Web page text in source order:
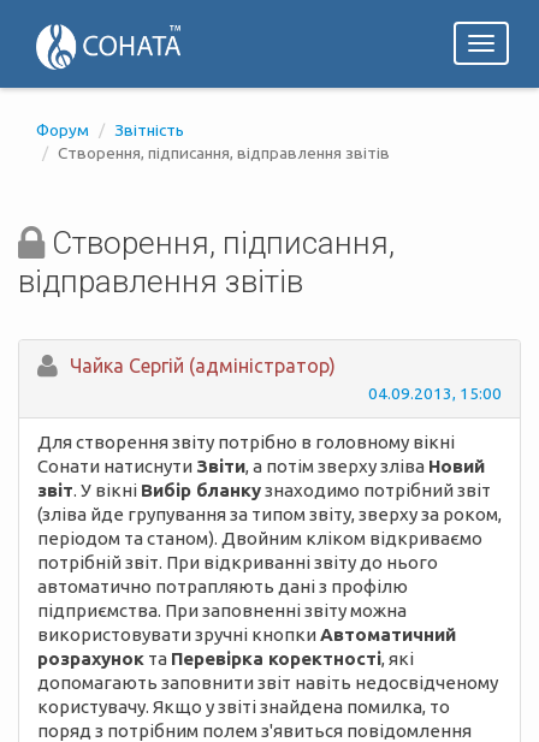
Toggle
Форум
Звітність
Створення, підписання, відправлення звітів
Створення, підписання,
відправлення звітів
Чайка Сергій (адміністратор)
04.09.2013, 15:00
Для створення звіту потрібно в головному вікні
Сонати натиснути Звіти, а потім зверху зліва Новий
звіт. У вікні Вибір бланкузнаходимо потрібний звіт
(зліва йде групування за типом звіту, зверху за роком,
періодом та станом). Двойним кліком відкриваємо
потрібній звіт. При відкриванні звіту до нього
автоматично потрапляють дані з профілю
підприємства. При заповненні звіту можна
використовувати зручні кнопкиАвтоматичний
розрахунок та Перевірка коректності, які
допомагають заповнити звіт навіть недосвідченому
користувачу. Якщо у звіті знайдена помилка, то
поряд з потрібним полем з'явиться повідомлення